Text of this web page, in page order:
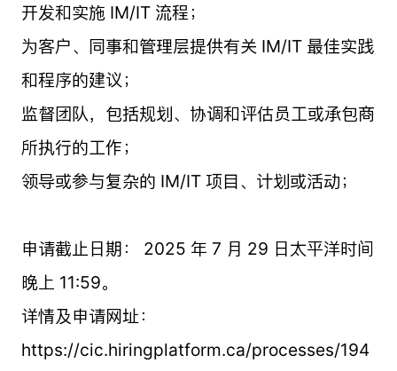
开发和实施 IM/IT 流程；
为客户、同事和管理层提供有关 IM/IT 最佳实践
和程序的建议；
监督团队，包括规划、协调和评估员工或承包商
所执行的工作；
领导或参与复杂的 IM/IT 项目、计划或活动；
申请截止日期： 2025 年 7 月 29 日太平洋时间
晚上 11:59。
详情及申请网址：
https://cic.hiringplatform.ca/processes/194